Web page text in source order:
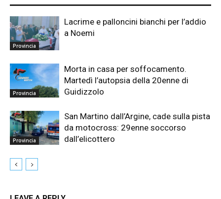
Provincia
Lacrime e palloncini bianchi per l’addio
a Noemi
Provincia
Morta in casa per soffocamento.
Martedì l’autopsia della 20enne di
Guidizzolo
Provincia
San Martino dall’Argine, cade sulla pista
da motocross: 29enne soccorso
dall’elicottero